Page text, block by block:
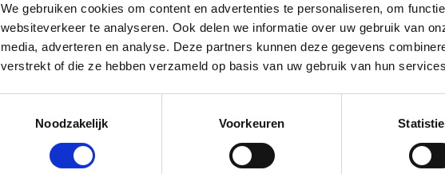
We gebruiken cookies om content en advertenties te personaliseren, om
websiteverkeer te analyseren. Ook delen we informatie over uw gebruik van
media, adverteren en analyse. Deze partners kunnen deze gegevens
verstrekt of die ze hebben verzameld op basis van uw gebruik van hun
Noodzakelijk
Voorkeuren